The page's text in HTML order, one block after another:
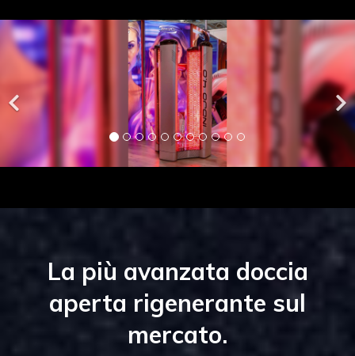
La più avanzata doccia
aperta rigenerante sul
mercato.